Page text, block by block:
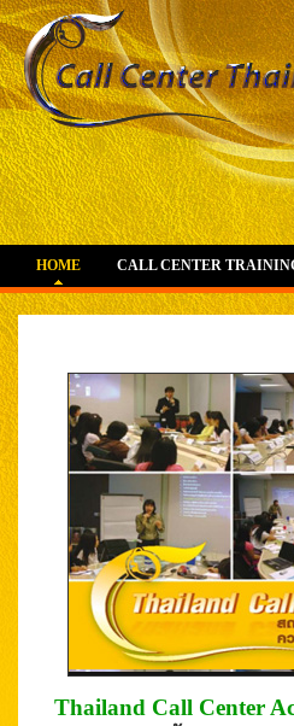
HOME CALL CENTER
Thailand Call Center